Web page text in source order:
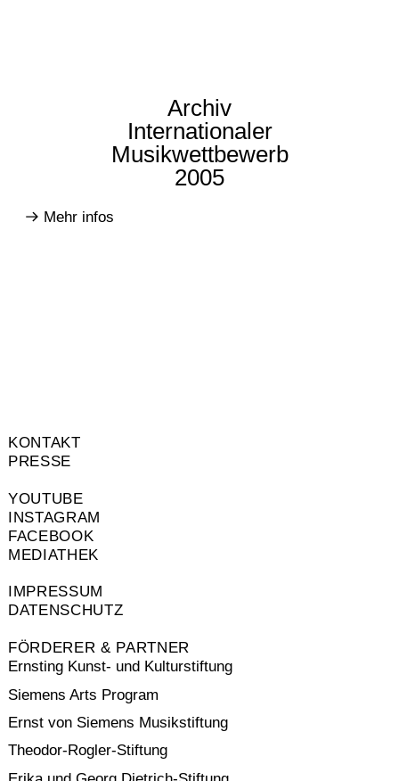
Archiv
Internationaler
Musikwettbewerb
2005
Mehr infos
KONTAKT
PRESSE
YOUTUBE
INSTAGRAM
FACEBOOK
MEDIATHEK
IMPRESSUM
DATENSCHUTZ
FÖRDERER & PARTNER
Ernsting Kunst- und Kulturstiftung
Siemens Arts Program
Ernst von Siemens Musikstiftung
Theodor-Rogler-Stiftung